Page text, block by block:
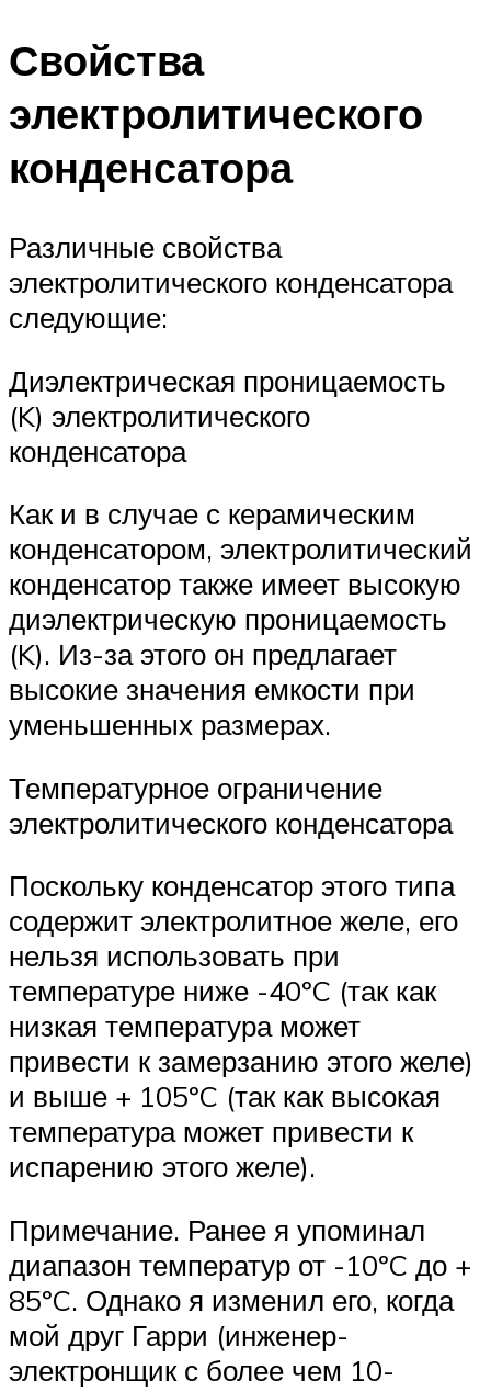
Свойства
электролитического
конденсатора
Различные свойства
электролитического конденсатора
следующие:
Диэлектрическая проницаемость
(K) электролитического
конденсатора
Как и в случае с керамическим
конденсатором, электролитический
конденсатор также имеет высокую
диэлектрическую проницаемость
(K). Из-за этого он предлагает
высокие значения емкости при
уменьшенных размерах.
Температурное ограничение
электролитического конденсатора
Поскольку конденсатор этого типа
содержит электролитное желе, его
нельзя использовать при
температуре ниже -40ºC (так как
низкая температура может
привести к замерзанию этого желе)
и выше + 105ºC (так как высокая
температура может привести к
испарению этого желе).
Примечание. Ранее я упоминал
диапазон температур от -10ºC до +
85ºC. Однако я изменил его, когда
мой друг Гарри (инженер-
электронщик с более чем 10-